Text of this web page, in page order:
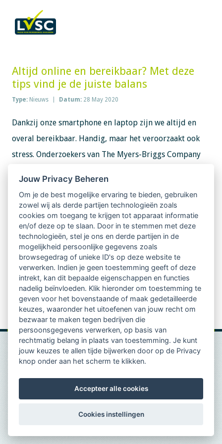
Altijd online en bereikbaar? Met deze
tips vind je de juiste balans
Type: Nieuws Datum: 28 May 2020
Dankzij onze smartphone en laptop zijn we altijd en
overal bereikbaar. Handig, maar het veroorzaakt ook
stress. Onderzoekers van The Myers-Briggs Company
kaart en ontdekten welke strategieën het beste werken
om de nadelen ervan te verhelpen.
Lees het artikel 'Always-on? Met deze tips vind je de
juiste balans' >>
Bron:MT.nl
Jouw Privacy Beheren
Om je de best mogelijke ervaring te bieden, gebruiken
zowel wij als derde partijen technologieën zoals
cookies om toegang te krijgen tot apparaat informatie
en/of deze op te slaan. Door in te stemmen met deze
technologieën, stel je ons en derde partijen in de
mogelijkheid persoonlijke gegevens zoals
browsegedrag of unieke ID's op deze website te
verwerken. Indien je geen toestemming geeft of deze
intrekt, kan dit bepaalde eigenschappen en functies
nadelig beïnvloeden. Klik hieronder om toestemming te
geven voor het bovenstaande of maak gedetailleerde
keuzes, waaronder het uitoefenen van jouw recht om
bezwaar te maken tegen bedrijven die
persoonsgegevens verwerken, op basis van
rechtmatig belang in plaats van toestemming. Je kunt
jouw keuzes te allen tijde bijwerken door op de Privacy
knop onder aan het scherm te klikken.
Accepteer alle cookies
Cookies instellingen